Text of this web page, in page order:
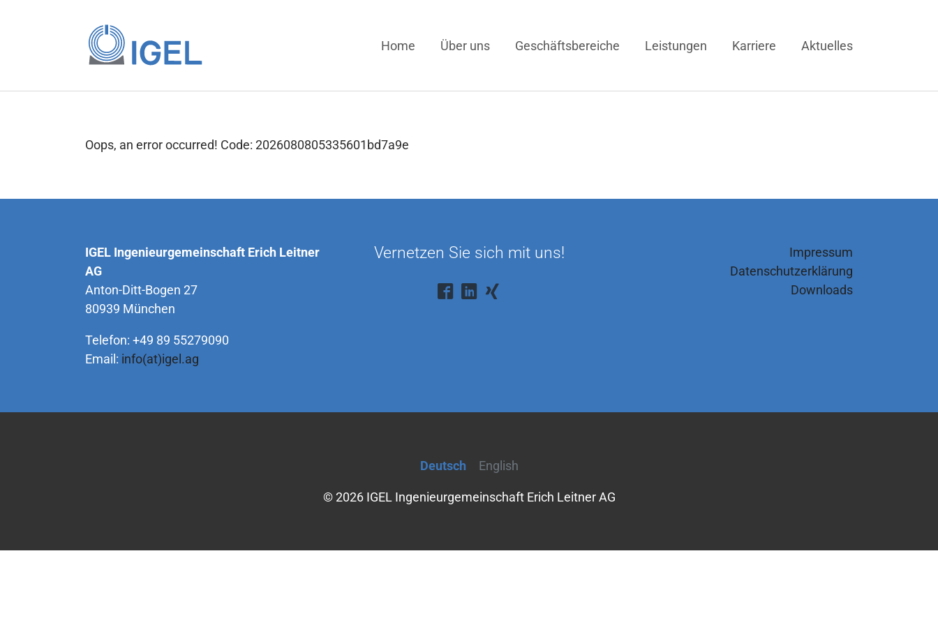
Home Über uns Geschäftsbereiche Leistungen Karriere Aktuelles
Oops, an error occurred! Code: 2026080805335601bd7a9e
IGEL Ingenieurgemeinschaft Erich Leitner
AG
Anton-Ditt-Bogen 27
80939 München
Telefon: +49 89 55279090
Email: info(at)igel.ag
Vernetzen Sie sich mit uns!
Impressum
Datenschutzerklärung
Downloads
Deutsch English
© 2026 IGEL Ingenieurgemeinschaft Erich Leitner AG